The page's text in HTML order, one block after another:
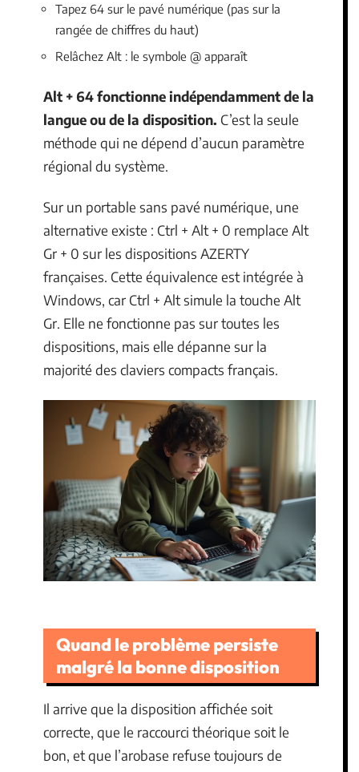
Tapez 64 sur le pavé numérique (pas sur la
rangée de chiffres du haut)
Relâchez Alt : le symbole @ apparaît
Alt + 64 fonctionne indépendamment de la
langue ou de la disposition. C’est la seule
méthode qui ne dépend d’aucun paramètre
régional du système.
Sur un portable sans pavé numérique, une
alternative existe : Ctrl + Alt + 0 remplace Alt
Gr + 0 sur les dispositions AZERTY
françaises. Cette équivalence est intégrée à
Windows, car Ctrl + Alt simule la touche Alt
Gr. Elle ne fonctionne pas sur toutes les
dispositions, mais elle dépanne sur la
majorité des claviers compacts français.
Quand le problème persiste
malgré la bonne disposition
Il arrive que la disposition affichée soit
correcte, que le raccourci théorique soit le
bon, et que l’arobase refuse toujours de